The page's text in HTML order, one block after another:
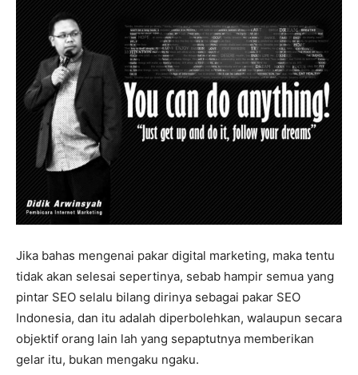
Jika bahas mengenai pakar digital marketing, maka tentu
tidak akan selesai sepertinya, sebab hampir semua yang
pintar SEO selalu bilang dirinya sebagai pakar SEO
Indonesia, dan itu adalah diperbolehkan, walaupun secara
objektif orang lain lah yang sepaptutnya memberikan
gelar itu, bukan mengaku ngaku.